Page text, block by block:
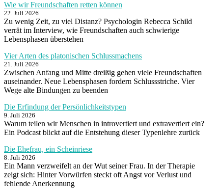
Wie wir Freundschaften retten können
22. Juli 2026
Zu wenig Zeit, zu viel Distanz? Psychologin Rebecca Schild
verrät im Interview, wie Freundschaften auch schwierige
Lebensphasen überstehen
Vier Arten des platonischen Schlussmachens
21. Juli 2026
Zwischen Anfang und Mitte dreißig gehen viele Freundschaften
auseinander. Neue Lebensphasen fordern Schlussstriche. Vier
Wege alte Bindungen zu beenden
Die Erfindung der Persönlichkeitstypen
9. Juli 2026
Warum teilen wir Menschen in introvertiert und extravertiert ein?
Ein Podcast blickt auf die Entstehung dieser Typenlehre zurück
Die Ehefrau, ein Scheinriese
8. Juli 2026
Ein Mann verzweifelt an der Wut seiner Frau. In der Therapie
zeigt sich: Hinter Vorwürfen steckt oft Angst vor Verlust und
fehlende Anerkennung